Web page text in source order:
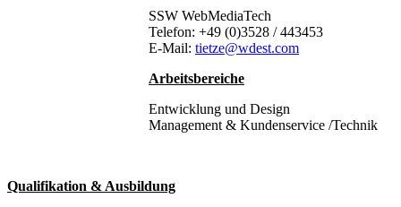
SSW WebMediaTech
Telefon: +49 (0)3528 / 443453
E-Mail: tietze@wdest.com
Arbeitsbereiche
Entwicklung und Design
Management & Kundenservice /Technik
Qualifikation & Ausbildung